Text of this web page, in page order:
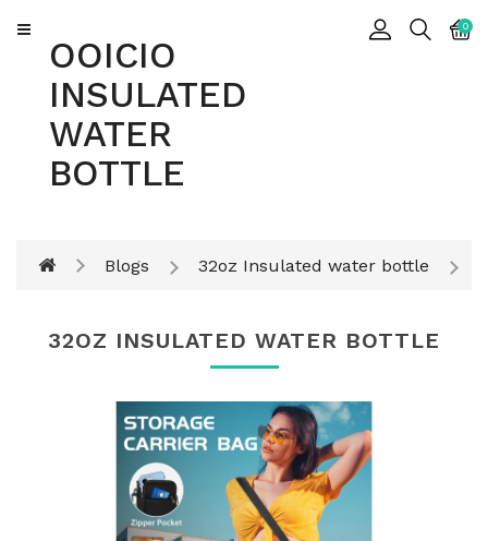
OOICIO
INSULATED
WATER
BOTTLE
0
CATEGORY
Insulated
Water
Bottle
Insulated
Blogs 32oz Insulated water bottle
32OZ INSULATED WATER BOTTLE